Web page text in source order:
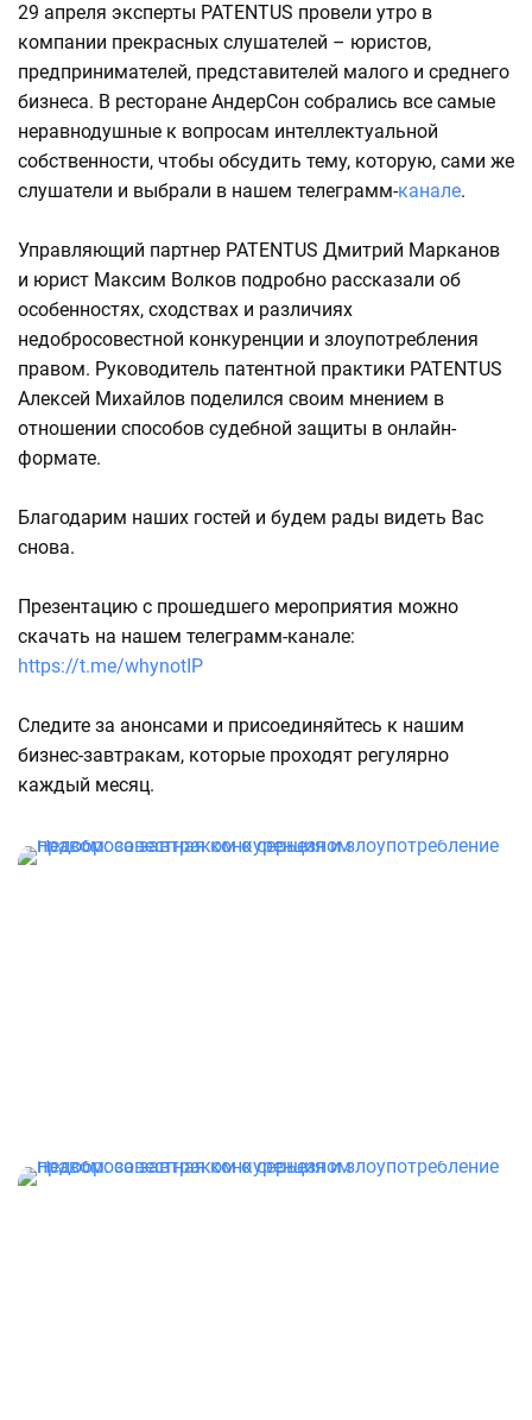
29 апреля эксперты PATENTUS провели утро в
компании прекрасных слушателей – юристов,
предпринимателей, представителей малого и среднего
бизнеса. В ресторане АндерСон собрались все самые
неравнодушные к вопросам интеллектуальной
собственности, чтобы обсудить тему, которую, сами же
слушатели и выбрали в нашем телеграмм-канале.
Управляющий партнер PATENTUS Дмитрий Марканов
и юрист Максим Волков подробно рассказали об
особенностях, сходствах и различиях
недобросовестной конкуренции и злоупотребления
правом. Руководитель патентной практики PATENTUS
Алексей Михайлов поделился своим мнением в
отношении способов судебной защиты в онлайн-
формате.
Благодарим наших гостей и будем рады видеть Вас
снова.
Презентацию с прошедшего мероприятия можно
скачать на нашем телеграмм-канале:
https://t.me/whynotIP
Следите за анонсами и присоединяйтесь к нашим
бизнес-завтракам, которые проходят регулярно
каждый месяц.